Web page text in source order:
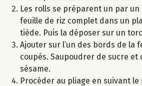
Les rolls se préparent un par
feuille de riz complet dans un
tiède. Puis la déposer sur un
Ajouter sur l’un des bords de la
coupés. Saupoudrer de sucre et
sésame.
Procéder au pliage en suivant le